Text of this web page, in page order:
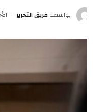
بواسطة فريق التحرير الأحد 28 يناير 10:48 ص